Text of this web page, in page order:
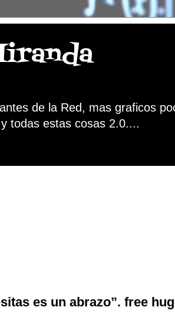
de la Red, mas graficos
todas estas cosas 2.0....
es un abrazo”. free